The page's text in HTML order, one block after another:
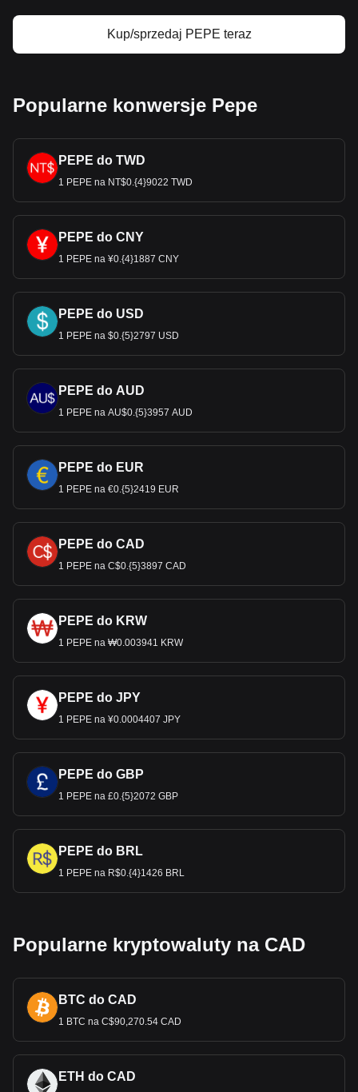
Dane Bitget dotyczące handlu kryptowaluty-do-fiat
pokazują, że najpopularniejszą parą walutową Pepe
Kup/sprzedaj PEPE teraz
Popularne konwersje Pepe
PEPE do TWD
1 PEPE na NT$0.{4}9022 TWD
PEPE do CNY
1 PEPE na ¥0.{4}1887 CNY
PEPE do USD
1 PEPE na $0.{5}2797 USD
PEPE do AUD
1 PEPE na AU$0.{5}3957 AUD
PEPE do EUR
1 PEPE na €0.{5}2419 EUR
PEPE do CAD
1 PEPE na C$0.{5}3897 CAD
PEPE do KRW
1 PEPE na ₩0.003941 KRW
PEPE do JPY
1 PEPE na ¥0.0004407 JPY
PEPE do GBP
1 PEPE na £0.{5}2072 GBP
PEPE do BRL
1 PEPE na R$0.{4}1426 BRL
Popularne kryptowaluty na CAD
BTC do CAD
1 BTC na C$90,270.54 CAD
ETH do CAD